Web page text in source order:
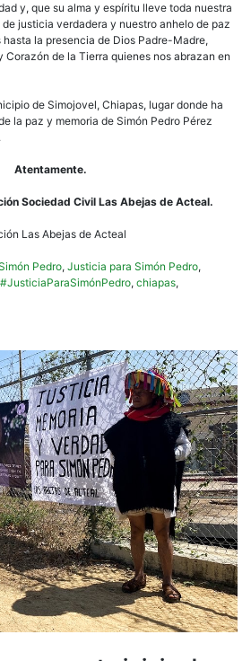
y, que su alma y espíritu lleve toda nuestra
justicia verdadera y nuestro anhelo de paz
la presencia de Dios Padre-Madre,
Corazón de la Tierra quienes nos abrazan en
de Simojovel, Chiapas, lugar donde ha
la paz y memoria de Simón Pedro Pérez
Atentamente.
Sociedad Civil Las Abejas de Acteal.
Las Abejas de Acteal
Pedro, Justicia para Simón Pedro,
#JusticiaParaSimónPedro, chiapas,